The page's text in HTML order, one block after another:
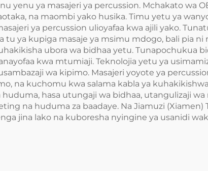
yenu ya masajeri ya percussion. Mchakato wa
na maombi yako husika. Timu yetu ya
ya percussion ulioyafaa kwa ajili yako.
ya kupiga masaje ya msimu mdogo, bali pia
ubora wa bidhaa yetu. Tunapochukua
kwa mtumiaji. Teknolojia yetu ya
wa kipimo. Masajeri yoyote ya
na kuchomu kwa salama kabla ya
hasa utungaji wa bidhaa, utangulizaji
na huduma za baadaye. Na Jiamuzi (Xiamen)
jina lako na kuboresha nyingine ya usanidi